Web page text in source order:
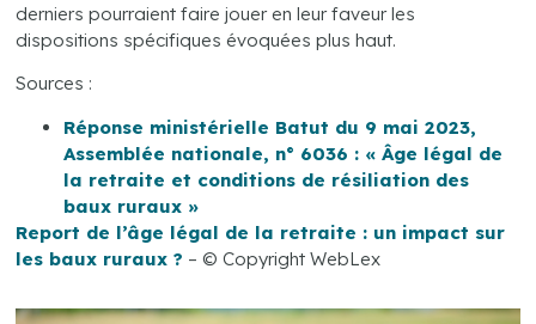
derniers pourraient faire jouer en leur faveur les
dispositions spécifiques évoquées plus haut.
Sources :
Réponse ministérielle Batut du 9 mai 2023,
Assemblée nationale, n° 6036 : « Âge légal de
la retraite et conditions de résiliation des
baux ruraux »
Report de l’âge légal de la retraite : un impact sur
les baux ruraux ? – © Copyright WebLex